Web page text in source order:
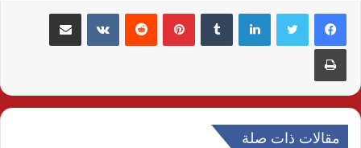
لينكدإن بينتيريست مشاركة عبر البريد
طباعة
مقالات ذات صلة